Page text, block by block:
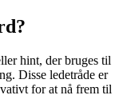
hint, der bruges til
Disse ledetråde er
for at nå frem til